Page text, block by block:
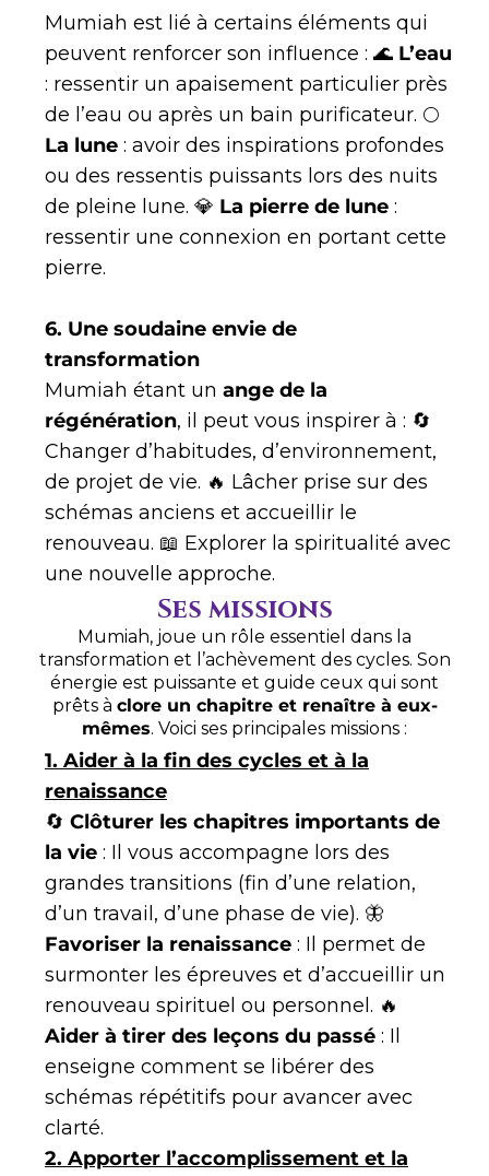
Mumiah est lié à certains éléments qui
peuvent renforcer son influence : 🌊 L’eau
: ressentir un apaisement particulier près
de l’eau ou après un bain purificateur. 🌕
La lune : avoir des inspirations profondes
ou des ressentis puissants lors des nuits
de pleine lune. 💎 La pierre de lune :
ressentir une connexion en portant cette
pierre.
6. Une soudaine envie de
transformation
Mumiah étant un ange de la
régénération, il peut vous inspirer à : 🔄
Changer d’habitudes, d’environnement,
de projet de vie. 🔥 Lâcher prise sur des
schémas anciens et accueillir le
renouveau. 📖 Explorer la spiritualité avec
une nouvelle approche.
Ses missions
Mumiah, joue un rôle essentiel dans la
transformation et l’achèvement des cycles. Son
énergie est puissante et guide ceux qui sont
prêts à clore un chapitre et renaître à eux-
mêmes. Voici ses principales missions :
1. Aider à la fin des cycles et à la
renaissance
🔄 Clôturer les chapitres importants de
la vie : Il vous accompagne lors des
grandes transitions (fin d’une relation,
d’un travail, d’une phase de vie). 🦋
Favoriser la renaissance : Il permet de
surmonter les épreuves et d’accueillir un
renouveau spirituel ou personnel. 🔥
Aider à tirer des leçons du passé : Il
enseigne comment se libérer des
schémas répétitifs pour avancer avec
clarté.
2. Apporter l’accomplissement et la